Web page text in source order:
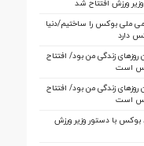
ورزش افتتاح شد
ملی بوکس را ساختیم/دنیا
دارد
روزهای زندگی من بود/ افتتاح
است
روزهای زندگی من بود/ افتتاح
است
با دستور وزیر ورزش